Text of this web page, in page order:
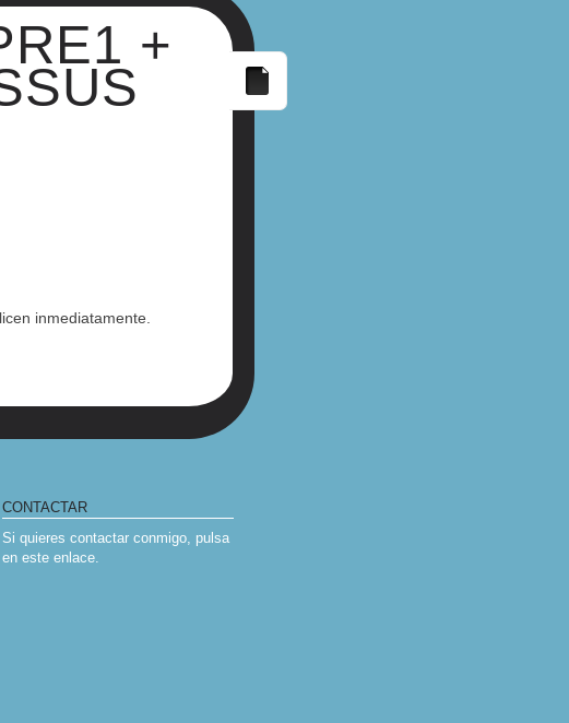
+
inmediatamente.
CONTACTAR
Si quieres contactar conmigo, pulsa
en este enlace.